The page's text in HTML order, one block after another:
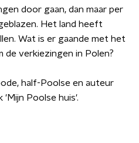
door gaan, dan maar per
Het land heeft
Wat is er gaande met het
de verkiezingen in Polen?
half-Poolse en auteur
'Mijn Poolse huis'.